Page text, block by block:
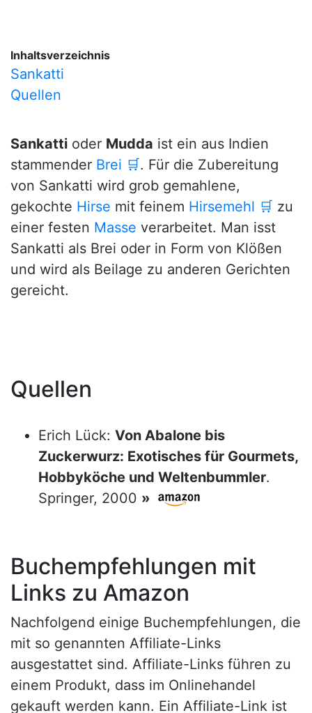
Inhaltsverzeichnis
Sankatti
Quellen
Sankatti oder Mudda ist ein aus Indien
stammender Brei 🛒. Für die Zubereitung
von Sankatti wird grob gemahlene,
gekochte Hirse mit feinem Hirsemehl 🛒 zu
einer festen Masse verarbeitet. Man isst
Sankatti als Brei oder in Form von Klößen
und wird als Beilage zu anderen Gerichten
gereicht.
Quellen
Erich Lück: Von Abalone bis
Zuckerwurz: Exotisches für Gourmets,
Hobbyköche und Weltenbummler.
Springer, 2000 »
Buchempfehlungen mit
Links zu Amazon
Nachfolgend einige Buchempfehlungen, die
mit so genannten Affiliate-Links
ausgestattet sind. Affiliate-Links führen zu
einem Produkt, dass im Onlinehandel
gekauft werden kann. Ein Affiliate-Link ist